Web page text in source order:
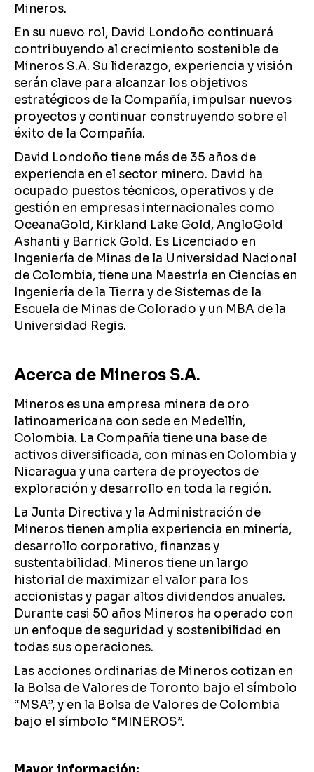
Mineros.
En su nuevo rol, David Londoño continuará
contribuyendo al crecimiento sostenible de
Mineros S.A. Su liderazgo, experiencia y visión
serán clave para alcanzar los objetivos
estratégicos de la Compañía, impulsar nuevos
proyectos y continuar construyendo sobre el
éxito de la Compañía.
David Londoño tiene más de 35 años de
experiencia en el sector minero. David ha
ocupado puestos técnicos, operativos y de
gestión en empresas internacionales como
OceanaGold, Kirkland Lake Gold, AngloGold
Ashanti y Barrick Gold. Es Licenciado en
Ingeniería de Minas de la Universidad Nacional
de Colombia, tiene una Maestría en Ciencias en
Ingeniería de la Tierra y de Sistemas de la
Escuela de Minas de Colorado y un MBA de la
Universidad Regis.
Acerca de Mineros S.A.
Mineros es una empresa minera de oro
latinoamericana con sede en Medellín,
Colombia. La Compañía tiene una base de
activos diversificada, con minas en Colombia y
Nicaragua y una cartera de proyectos de
exploración y desarrollo en toda la región.
La Junta Directiva y la Administración de
Mineros tienen amplia experiencia en minería,
desarrollo corporativo, finanzas y
sustentabilidad. Mineros tiene un largo
historial de maximizar el valor para los
accionistas y pagar altos dividendos anuales.
Durante casi 50 años Mineros ha operado con
un enfoque de seguridad y sostenibilidad en
todas sus operaciones.
Las acciones ordinarias de Mineros cotizan en
la Bolsa de Valores de Toronto bajo el símbolo
“MSA”, y en la Bolsa de Valores de Colombia
bajo el símbolo “MINEROS”.